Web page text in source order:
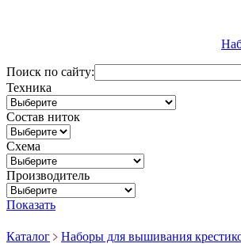
Поиск по сайту:
Техника
Состав ниток
Схема
Производитель
Показать
Каталог Наборы для вышивания